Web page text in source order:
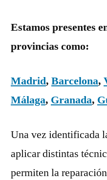
Estamos presentes
provincias como:
Madrid, Barcelona,
Málaga, Granada,
Una vez identificada
aplicar distintas
permiten la